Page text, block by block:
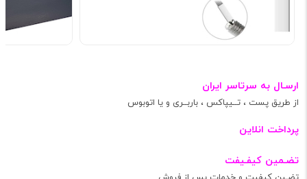
ارسـال به سرتاسر ایران
از طریق پست ، تــیپاکس ، باربــری و یا اتوبوس
پرداخت انلاین
تضـمین کیفـیفت